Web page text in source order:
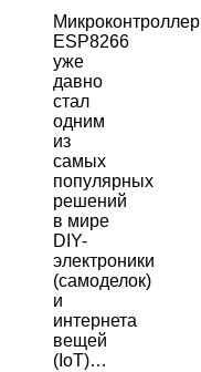
Микроконтроллер
ESP8266
уже
давно
стал
одним
из
самых
популярных
решений
в мире
DIY-
электроники
(самоделок)
и
интернета
вещей
(IoT)…